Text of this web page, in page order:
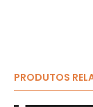
PRODUTOS